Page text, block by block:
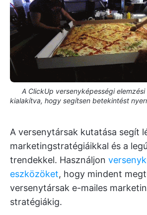
A ClickUp versenyképességi
kialakítva, hogy segítsen betekintést
A versenytársak kutatása segít
marketingstratégiáikkal és a
trendekkel. Használjon
eszközöket, hogy mindent
versenytársak e-mailes
stratégiákig.